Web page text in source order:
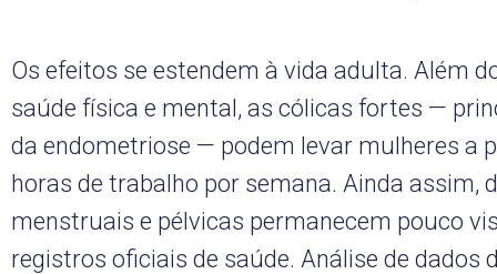
Os efeitos se estendem à vida adulta. Além
saúde física e mental, as cólicas fortes —
da endometriose — podem levar mulheres a
horas de trabalho por semana. Ainda assim,
menstruais e pélvicas permanecem pouco
registros oficiais de saúde. Análise de dados